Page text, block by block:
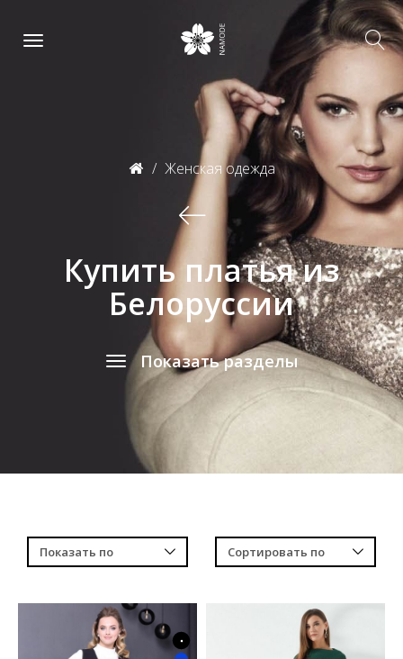
Женская одежда
Купить платья из
Белоруссии
Показать разделы